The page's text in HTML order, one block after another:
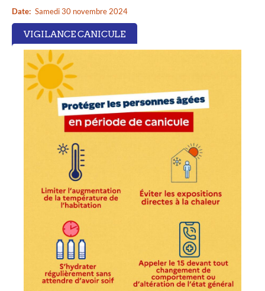
Date Samedi 30 novembre 2024
VIGILANCE CANICULE